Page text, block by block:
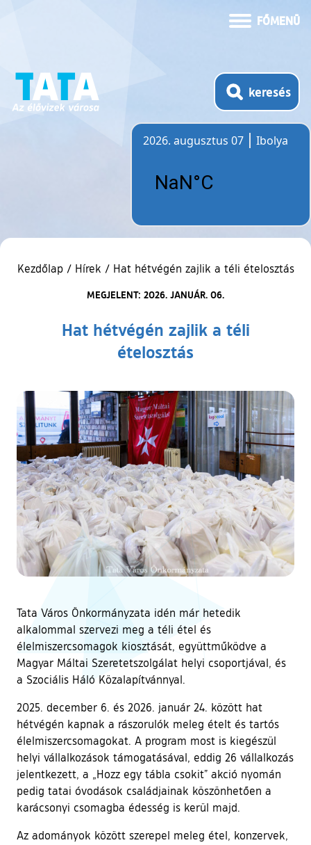
FŐMENÜ
keresés
2026. augusztus 07
Ibolya
Kezdőlap / Hírek / Hat hétvégén zajlik a téli ételosztás
MEGJELENT: 2026. JANUÁR. 06.
Hat hétvégén zajlik a téli
ételosztás
Tata Város Önkormányzata idén már hetedik
alkalommal szervezi meg a téli étel és
élelmiszercsomagok kiosztását, együttműködve a
Magyar Máltai Szeretetszolgálat helyi csoportjával, és
a Szociális Háló Közalapítvánnyal.
2025. december 6. és 2026. január 24. között hat
hétvégén kapnak a rászorulók meleg ételt és tartós
élelmiszercsomagokat. A program most is kiegészül
helyi vállalkozások támogatásával, eddig 26 vállalkozás
jelentkezett, a „Hozz egy tábla csokit” akció nyomán
pedig tatai óvodások családjainak köszönhetően a
karácsonyi csomagba édesség is kerül majd.
Az adományok között szerepel meleg étel, konzervek,